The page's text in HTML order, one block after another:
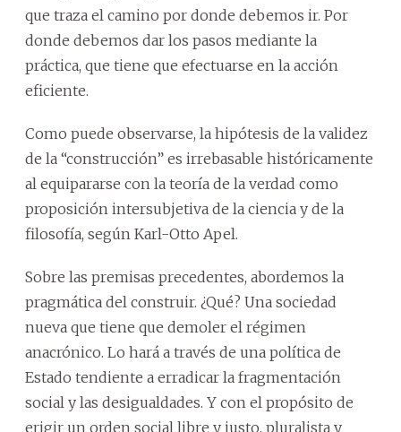
que traza el camino por donde debemos ir. Por
donde debemos dar los pasos mediante la
práctica, que tiene que efectuarse en la acción
eficiente.
Como puede observarse, la hipótesis de la validez
de la “construcción” es irrebasable históricamente
al equipararse con la teoría de la verdad como
proposición intersubjetiva de la ciencia y de la
filosofía, según Karl-Otto Apel.
Sobre las premisas precedentes, abordemos la
pragmática del construir. ¿Qué? Una sociedad
nueva que tiene que demoler el régimen
anacrónico. Lo hará a través de una política de
Estado tendiente a erradicar la fragmentación
social y las desigualdades. Y con el propósito de
erigir un orden social libre y justo, pluralista y